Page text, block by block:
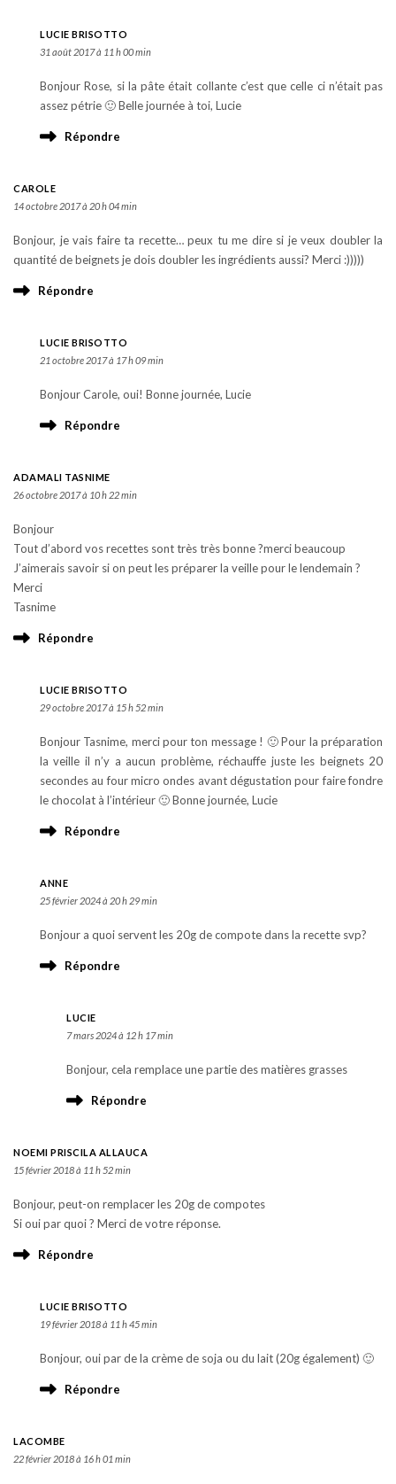
LUCIE BRISOTTO
31 août 2017 à 11 h 00 min
Bonjour Rose, si la pâte était collante c’est que celle ci n’était pas
assez pétrie 🙂 Belle journée à toi, Lucie
Répondre
CAROLE
14 octobre 2017 à 20 h 04 min
Bonjour, je vais faire ta recette… peux tu me dire si je veux doubler la
quantité de beignets je dois doubler les ingrédients aussi? Merci :)))))
Répondre
LUCIE BRISOTTO
21 octobre 2017 à 17 h 09 min
Bonjour Carole, oui! Bonne journée, Lucie
Répondre
ADAMALI TASNIME
26 octobre 2017 à 10 h 22 min
Bonjour
Tout d’abord vos recettes sont très très bonne ?merci beaucoup
J’aimerais savoir si on peut les préparer la veille pour le lendemain ?
Merci
Tasnime
Répondre
LUCIE BRISOTTO
29 octobre 2017 à 15 h 52 min
Bonjour Tasnime, merci pour ton message ! 🙂 Pour la préparation
la veille il n’y a aucun problème, réchauffe juste les beignets 20
secondes au four micro ondes avant dégustation pour faire fondre
le chocolat à l’intérieur 🙂 Bonne journée, Lucie
Répondre
ANNE
25 février 2024 à 20 h 29 min
Bonjour a quoi servent les 20g de compote dans la recette svp?
Répondre
LUCIE
7 mars 2024 à 12 h 17 min
Bonjour, cela remplace une partie des matières grasses
Répondre
NOEMI PRISCILA ALLAUCA
15 février 2018 à 11 h 52 min
Bonjour, peut-on remplacer les 20g de compotes
Si oui par quoi ? Merci de votre réponse.
Répondre
LUCIE BRISOTTO
19 février 2018 à 11 h 45 min
Bonjour, oui par de la crème de soja ou du lait (20g également) 🙂
Répondre
LACOMBE
22 février 2018 à 16 h 01 min